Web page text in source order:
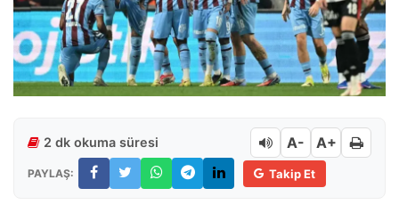
2 dk okuma süresi A- A+
PAYLAŞ: Takip Et